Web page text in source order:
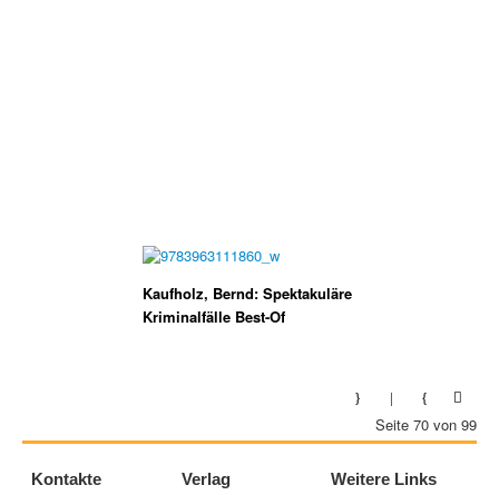
Kaufholz, Bernd: Spektakuläre
Kriminalfälle Best-Of
Seite 70 von 99
Kontakte Verlag Weitere Links